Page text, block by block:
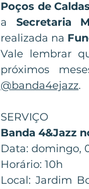
Poços de Caldas
a Secretaria
realizada na
Vale lembrar
@banda4ejazz.
SERVIÇO
Banda 4&Jazz
Data: domingo,
Horário: 10h
Local: Jardim